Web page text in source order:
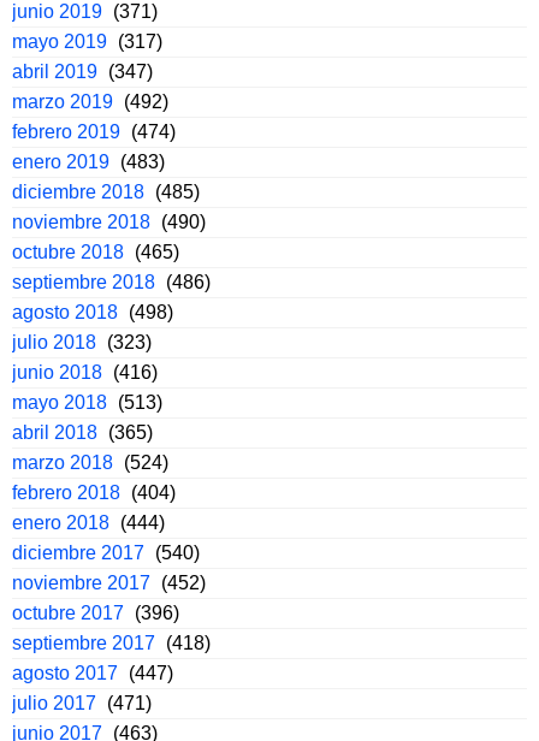
junio 2019 (371)
mayo 2019 (317)
abril 2019 (347)
marzo 2019 (492)
febrero 2019 (474)
enero 2019 (483)
diciembre 2018 (485)
noviembre 2018 (490)
octubre 2018 (465)
septiembre 2018 (486)
agosto 2018 (498)
julio 2018 (323)
junio 2018 (416)
mayo 2018 (513)
abril 2018 (365)
marzo 2018 (524)
febrero 2018 (404)
enero 2018 (444)
diciembre 2017 (540)
noviembre 2017 (452)
octubre 2017 (396)
septiembre 2017 (418)
agosto 2017 (447)
julio 2017 (471)
junio 2017 (463)